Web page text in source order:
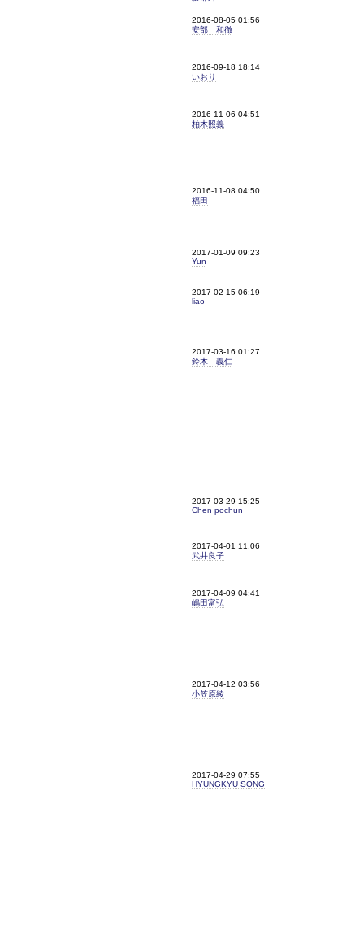
2016-08-05 01:56
安部 和徹
2016-09-18 18:14
いおり
2016-11-06 04:51
柏木照義
2016-11-08 04:50
福田
2017-01-09 09:23
Yun
2017-02-15 06:19
liao
2017-03-16 01:27
鈴木 義仁
2017-03-29 15:25
Chen pochun
2017-04-01 11:06
武井良子
2017-04-09 04:41
嶋田富弘
2017-04-12 03:56
小笠原綾
2017-04-29 07:55
HYUNGKYU SONG